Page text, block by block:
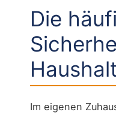
Die
Haushalt
Im eigenen